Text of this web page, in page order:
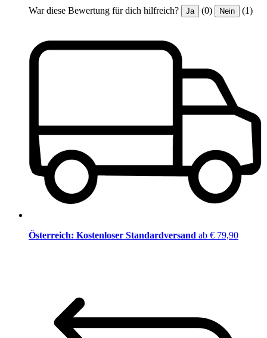
War diese Bewertung für dich hilfreich? Ja (0) Nein (1)
Österreich: Kostenloser Standardversand ab € 79,90